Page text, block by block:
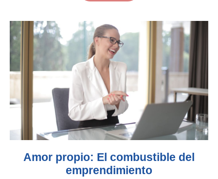
Amor propio: El combustible del
emprendimiento